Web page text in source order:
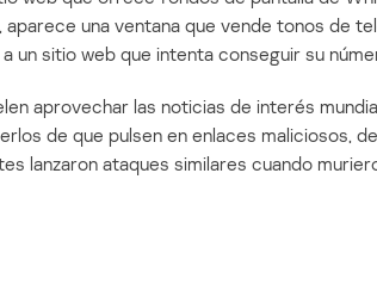
aparece una ventana que vende tonos de
un sitio web que intenta conseguir su
aprovechar las noticias de interés
de que pulsen en enlaces maliciosos,
lanzaron ataques similares cuando